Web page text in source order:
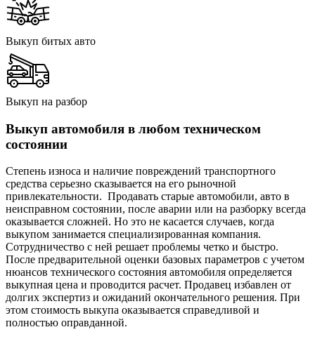
Выкуп битых авто
Выкуп на разбор
Выкуп автомобиля в любом техническом
состоянии
Степень износа и наличие повреждений транспортного
средства серьезно сказывается на его рыночной
привлекательности. Продавать старые автомобили, авто в
неисправном состоянии, после аварии или на разборку всегда
оказывается сложней. Но это не касается случаев, когда
выкупом занимается специализированная компания.
Сотрудничество с ней решает проблемы четко и быстро.
После предварительной оценки базовых параметров с учетом
нюансов технического состояния автомобиля определяется
выкупная цена и проводится расчет. Продавец избавлен от
долгих экспертиз и ожиданий окончательного решения. При
этом стоимость выкупа оказывается справедливой и
полностью оправданной.